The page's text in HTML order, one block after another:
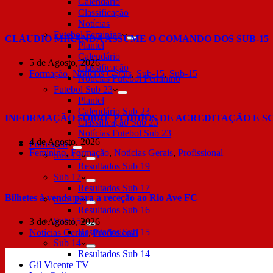
Classificação
Notícias
Futebol Feminino
Plantel
Calendário
Classificação
Notícias Futebol Feminino
Futebol Sub 23
Plantel
Calendário Sub 23
Classificação Sub 23
Notícias Futebol Sub 23
Formação
Sub 19
Resultados Sub 19
Sub 17
Resultados Sub 17
Sub 16
Resultados Sub 16
Sub 15
Resultados Sub 15
Sub 14
Resultados Sub 14
Gil Vicente TV
CLÁUDIO MIRANDA ASSUME O COMANDO DOS SUB-15
5 de Agosto, 2026
Formação, Notícias Gerais, Sub-15,Sub-15
INFORMAÇÃO SOBRE PEDIDOS DE ACREDITAÇÃO E
4 de Agosto, 2026
Feminino,Formação, Notícias Gerais, Profissional
Bilhetes à venda para a receção ao Rio Ave FC
3 de Agosto, 2026
Notícias Gerais,Profissional